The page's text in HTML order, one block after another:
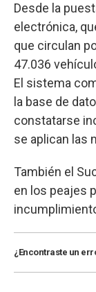
Desde la
electrónica,
que circulan
47.036
El sistema
la base de
constatarse
se aplican las
También el
en los peajes
¿Encontraste un